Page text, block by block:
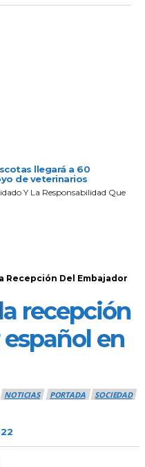
llegará a 60
de veterinarios
Y La Responsabilidad Que